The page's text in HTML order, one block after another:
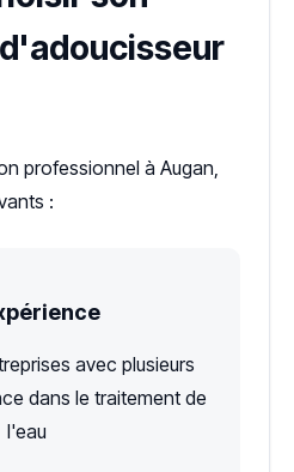
professionnel à Augan,
:
avec plusieurs
dans le traitement de
l'eau